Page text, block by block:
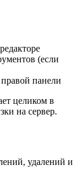
(если
правой панели
целиком в
на сервер.
удалений и